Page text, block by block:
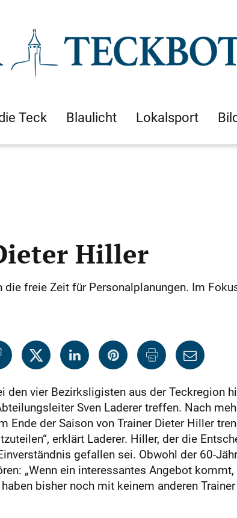
Teck Blaulicht Lokalsport
Hiller
freie Zeit für Personalplanungen. Im
den vier Bezirksligisten aus der Teckregion
Sven Laderer treffen. Nach
der Saison von Trainer Dieter Hiller
erklärt Laderer. Hiller, der die
gefallen sei. Obwohl der 60-
„Wenn ein interessantes Angebot
bisher noch mit keinem anderen